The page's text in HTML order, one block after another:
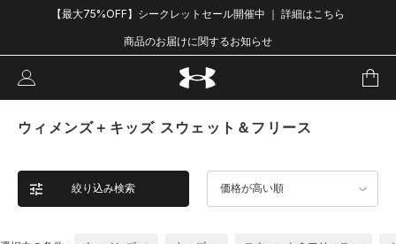
【最大75%OFF】シークレットセール開催中 ｜ 詳細はこちら
商品のお届けに関するお知らせ
ウィメンズ＋キッズ スウェット＆フリース
絞り込み検索 価格が高い順